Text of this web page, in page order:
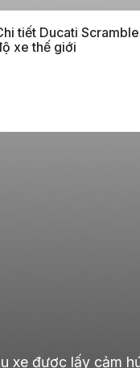
tiết Ducati
xe thế giới
xe được lấy cảm